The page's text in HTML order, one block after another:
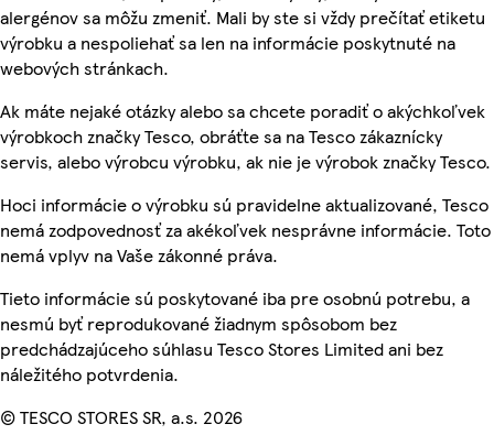
alergénov sa môžu zmeniť. Mali by ste si vždy prečítať etiketu
výrobku a nespoliehať sa len na informácie poskytnuté na
webových stránkach.
Ak máte nejaké otázky alebo sa chcete poradiť o akýchkoľvek
výrobkoch značky Tesco, obráťte sa na Tesco zákaznícky
servis, alebo výrobcu výrobku, ak nie je výrobok značky Tesco.
Hoci informácie o výrobku sú pravidelne aktualizované, Tesco
nemá zodpovednosť za akékoľvek nesprávne informácie. Toto
nemá vplyv na Vaše zákonné práva.
Tieto informácie sú poskytované iba pre osobnú potrebu, a
nesmú byť reprodukované žiadnym spôsobom bez
predchádzajúceho súhlasu Tesco Stores Limited ani bez
náležitého potvrdenia.
© TESCO STORES SR, a.s. 2026